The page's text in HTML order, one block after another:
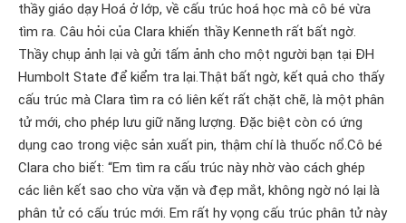
thầy giáo dạy Hoá ở lớp, về cấu trúc hoá học mà cô bé vừa
tìm ra. Câu hỏi của Clara khiến thầy Kenneth rất bất ngờ.
Thầy chụp ảnh lại và gửi tấm ảnh cho một người bạn tại ĐH
Humbolt State để kiểm tra lại.Thật bất ngờ, kết quả cho thấy
cấu trúc mà Clara tìm ra có liên kết rất chặt chẽ, là một phân
tử mới, cho phép lưu giữ năng lượng. Đặc biệt còn có ứng
dụng cao trong việc sản xuất pin, thậm chí là thuốc nổ.Cô bé
Clara cho biết: “Em tìm ra cấu trúc này nhờ vào cách ghép
các liên kết sao cho vừa vặn và đẹp mắt, không ngờ nó lại là
phân tử có cấu trúc mới. Em rất hy vọng cấu trúc phân tử này